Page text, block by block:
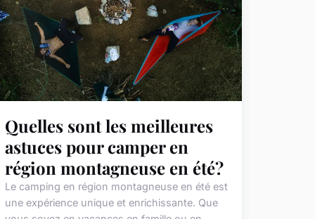
Quelles sont les meilleures
astuces pour camper en
région montagneuse en été?
Le camping en région montagneuse en été est
une expérience unique et enrichissante. Que